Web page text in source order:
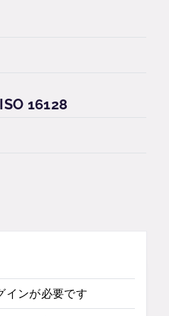
16128
インが必要です